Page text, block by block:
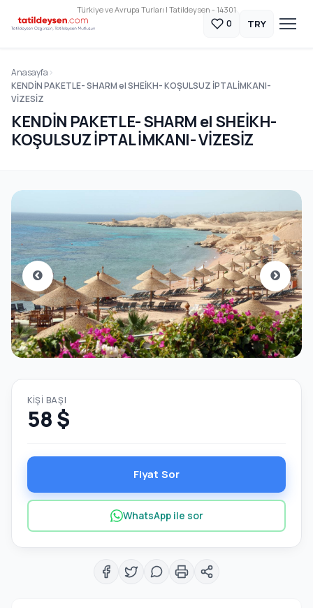
Türkiye ve Avrupa Turları | Tatildeysen - 14301
0 TRY
Anasayfa
KENDİN PAKETLE- SHARM el SHEİKH- KOŞULSUZ İPTAL İMKANI-
VİZESİZ
KENDİN PAKETLE- SHARM el SHEİKH-
KOŞULSUZ İPTAL İMKANI- VİZESİZ
KIŞI BAŞI
58 $
Fiyat Sor
WhatsApp ile sor